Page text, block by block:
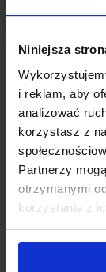
Niniejsza
i reklam, aby
analizować
korzystasz z
Partnerzy
otrzymanymi
korzystania z
PRAWO BIZNESU
Prawa
wolno, a co
Autor:Rafał
Gdy prowadzisz
się zastanawiać,
wolno. Kiedy
robisz, bo jak